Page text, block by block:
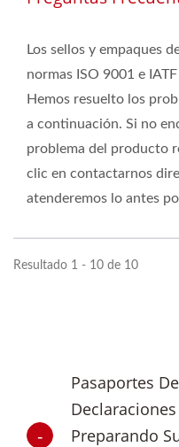
Los sellos y empaques
normas ISO 9001 e
Hemos resuelto los
a continuación. Si no
problema del producto
clic en contactarnos
atenderemos lo antes
Resultado 1 - 10 de 10
Pasaportes
Preparando